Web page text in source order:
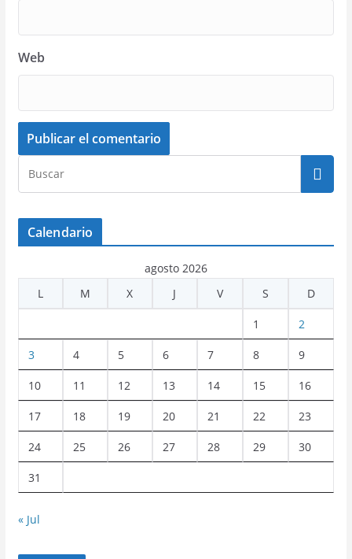
Web
Calendario
agosto 2026
L
M X J V S D
1 2
3 4 5 6 7 8 9
10 11 12 13 14 15 16
17 18 19 20 21 22 23
24 25 26 27 28 29 30
31
« Jul